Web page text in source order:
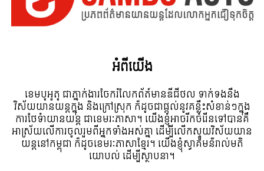
អំពី​យើង
ខេមបូអូតូ ជាភ្នាក់ងារចែករំលែកព័ត៍មានឌីជីថល ទាក់ទងនឹង
វិស័យយានយន្តក្នុង និងក្រៅស្រុក ក៏ដូចជាផ្តល់នូវគន្លឹះសំខាន់ៗក្នុង
ការថែទំាយានយន្ត ជាខេមរៈភាសា។ យើងខ្ញុំអាចរីកចំរើនទៅបានគឺ
អាស្រ័យលើការចូលរួមពីអ្នកទាំងអស់គ្នា ដើម្បីលើកស្ទួយវិស័យយាន
យន្តនៅកម្ពុជា ក៏ដូចខេមរៈភាសាខ្មែរ។ យើងខ្ញុំស្វាគមន៌រាល់មតិ
យោបល់ ដើម្បីស្ថាបនា។